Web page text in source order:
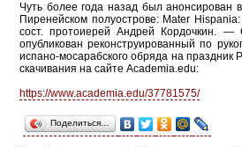
Чуть более года назад был анонсирован
Пиренейском полуострове: Mater
сост. протоиерей Андрей Кордочкин.
опубликован реконструированный по
испано-мосарабского обряда на праздник
скачивания на сайте Academia.edu:
https://www.academia.edu/37781575/
Поделиться…